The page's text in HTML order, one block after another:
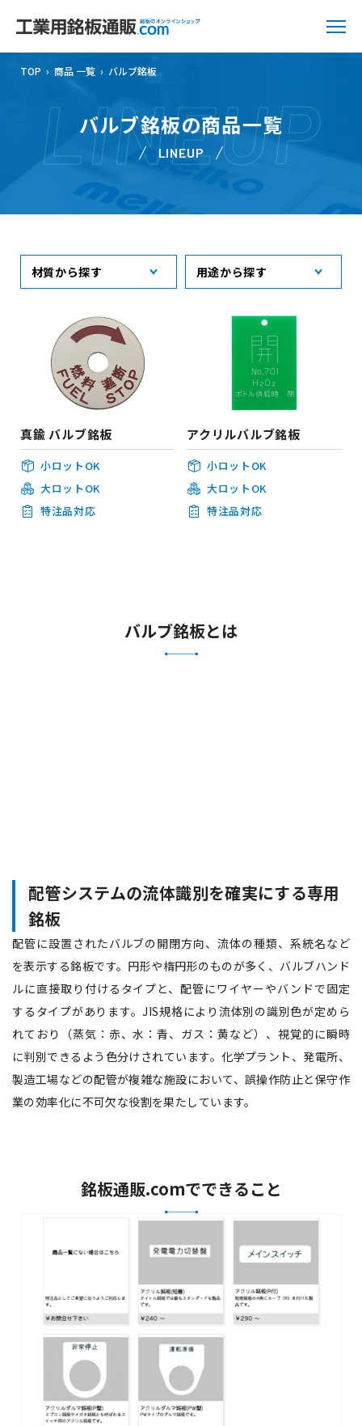
TOP › 商品 一覧 › バルブ銘板
バルブ銘板の商品一覧
LINEUP
LINEUP
材質から探す 用途から探す
真鍮 バルブ銘板
小ロットOK
大ロットOK
特注品対応
アクリルバルブ銘板
小ロットOK
大ロットOK
特注品対応
バルブ銘板とは
配管システムの流体識別を確実にする専用
銘板
配管に設置されたバルブの開閉方向、流体の種類、系統名など
を表示する銘板です。円形や楕円形のものが多く、バルブハンド
ルに直接取り付けるタイプと、配管にワイヤーやバンドで固定
するタイプがあります。JIS規格により流体別の識別色が定めら
れており（蒸気：赤、水：青、ガス：黄など）、視覚的に瞬時
に判別できるよう色分けされています。化学プラント、発電所、
製造工場などの配管が複雑な施設において、誤操作防止と保守作
業の効率化に不可欠な役割を果たしています。
銘板通販.comでできること